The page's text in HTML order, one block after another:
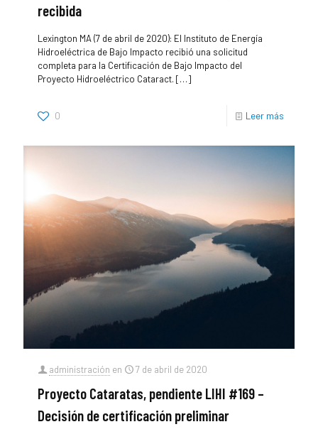
recibida
Lexington MA (7 de abril de 2020): El Instituto de Energía
Hidroeléctrica de Bajo Impacto recibió una solicitud
completa para la Certificación de Bajo Impacto del
Proyecto Hidroeléctrico Cataract. […]
0 Leer más
administración en 7 de abril de 2020
Proyecto Cataratas, pendiente LIHI #169 –
Decisión de certificación preliminar